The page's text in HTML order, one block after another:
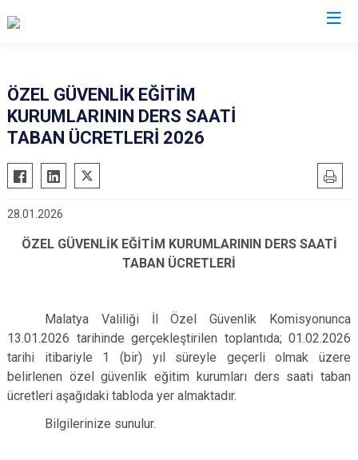
ÖZEL GÜVENLİK EĞİTİM
KURUMLARININ DERS SAATİ
TABAN ÜCRETLERİ 2026
28.01.2026
ÖZEL GÜVENLİK EĞİTİM KURUMLARININ DERS SAATİ
TABAN ÜCRETLERİ
Malatya Valiliği İl Özel Güvenlik Komisyonunca
13.01.2026 tarihinde gerçekleştirilen toplantıda; 01.02.2026
tarihi itibariyle 1 (bir) yıl süreyle geçerli olmak üzere
belirlenen özel güvenlik eğitim kurumları ders saati taban
ücretleri aşağıdaki tabloda yer almaktadır.
Bilgilerinize sunulur.